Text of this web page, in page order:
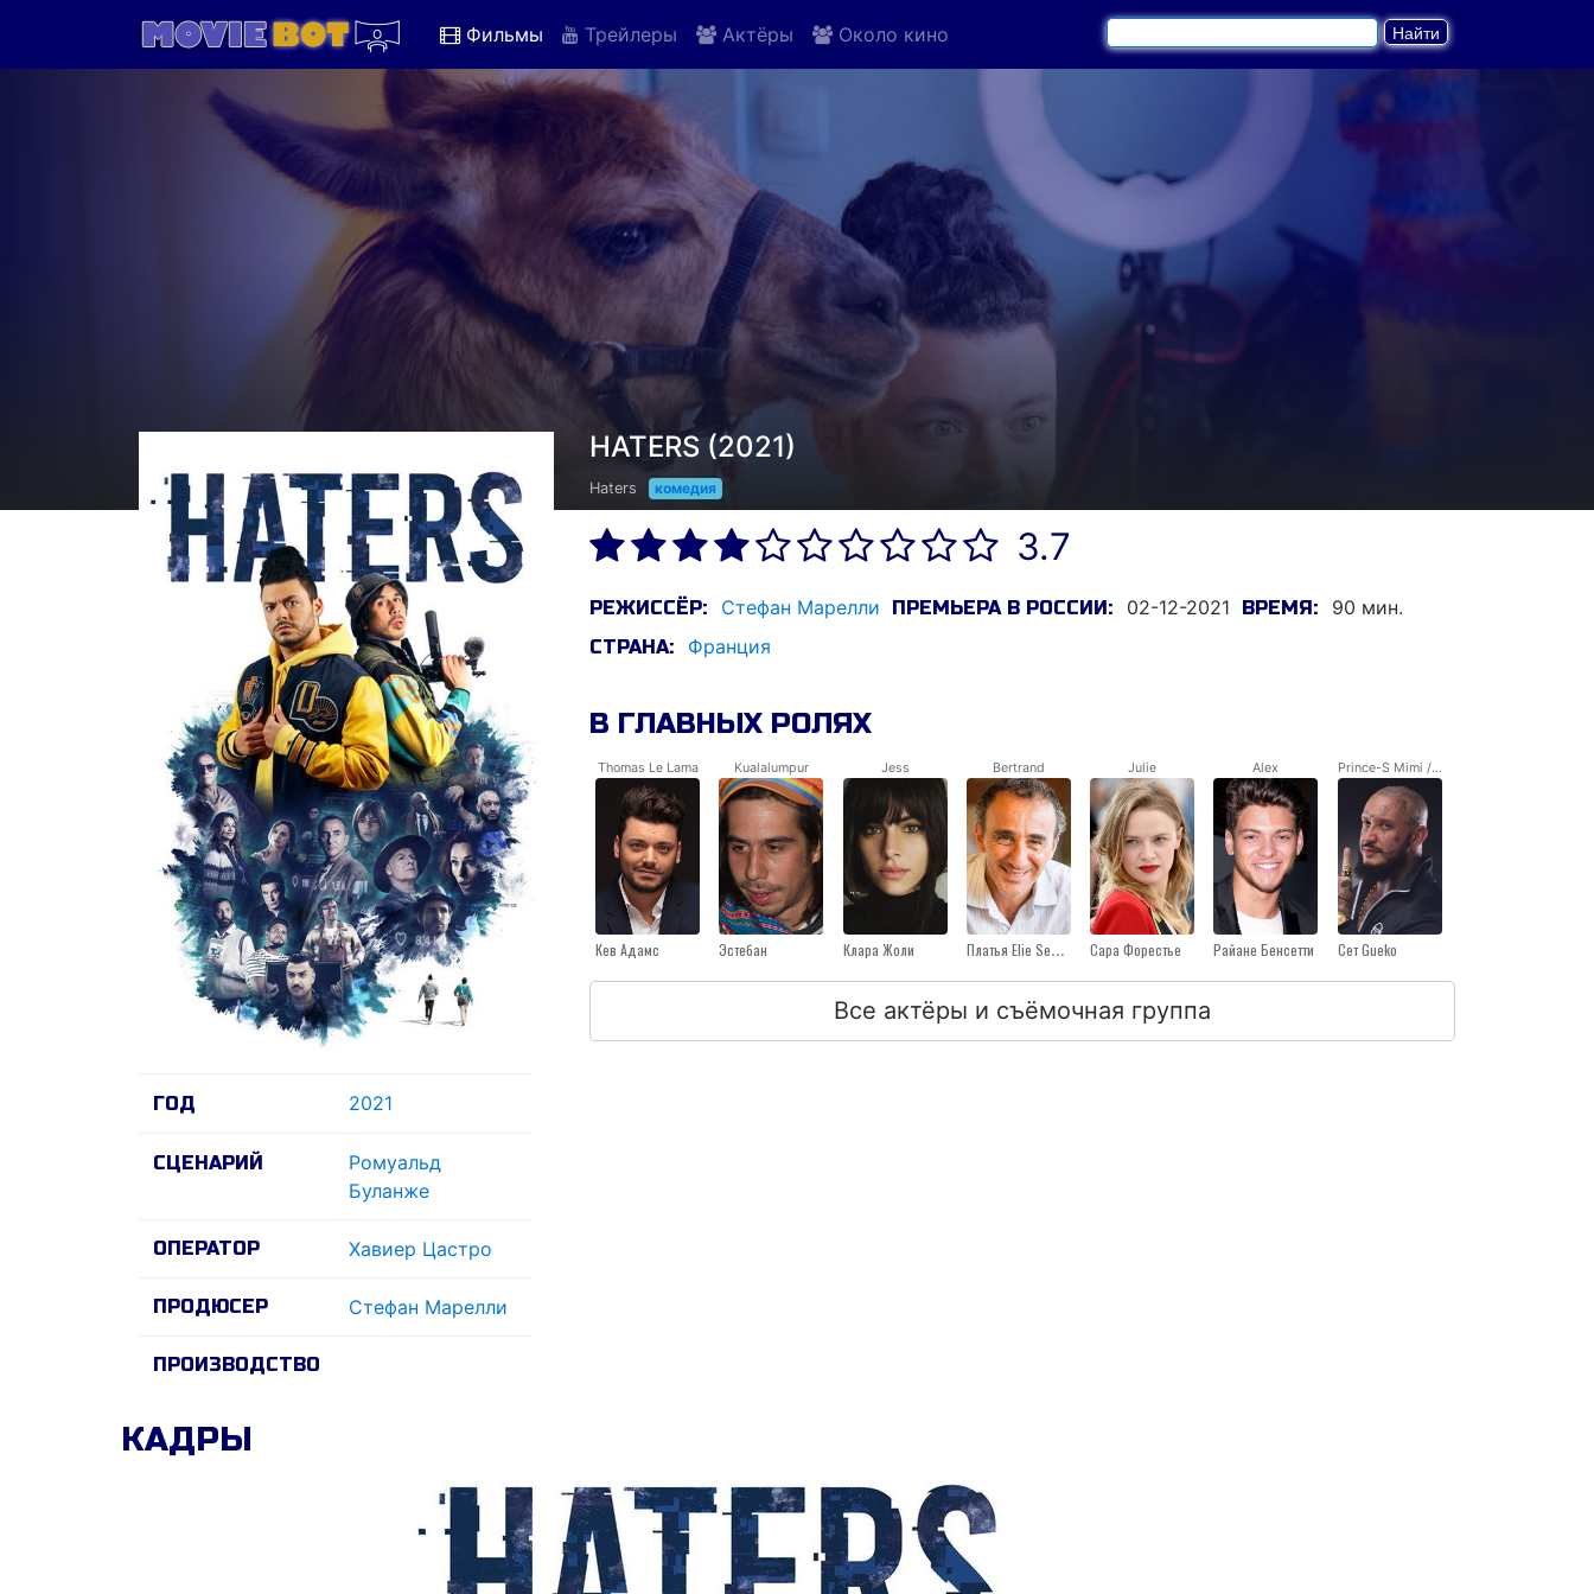
Фильмы Трейлеры Актёры Около кино
ГОД 2021
СЦЕНАРИЙ
Ромуальд
Буланже
ОПЕРАТОР Xавиер Цастро
ПРОДЮСЕР Стефан Марелли
ПРОИЗВОДСТВО
HATERS (2021)
Haters комедия
3.7
РЕЖИССЁР: Стефан Марелли ПРЕМЬЕРА В РОССИИ: 02-12-2021 ВРЕМЯ: 90 мин.
СТРАНА: Франция
В ГЛАВНЫХ РОЛЯХ
Thomas Le Lama
Кев Адамс
Kualalumpur
Эстебан
Jess
Клара Жоли
Bertrand
Платья Elie Semoun
Julie
Сара Форестье
Alex
Райане Бенсетти
Prince-S Mimi / Stéphane Milo
Сет Gueko
Все актёры и съёмочная группа
КАДРЫ